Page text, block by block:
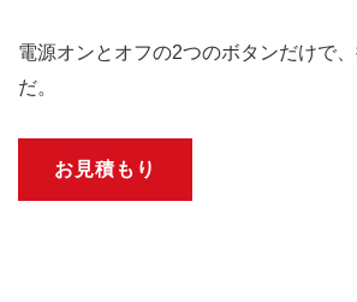
電源オンとオフの2つのボタンだけで
だ。
お見積もり